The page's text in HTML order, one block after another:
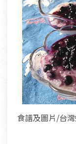
食譜及圖片/台